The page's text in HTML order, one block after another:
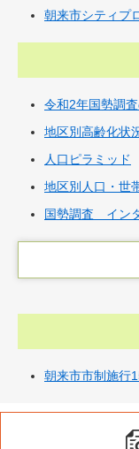
朝来市シティプ
令和2年国勢調
地区別高齢化状
人口ピラミッド
地区別人口・世
国勢調査 イン
朝来市市制施行